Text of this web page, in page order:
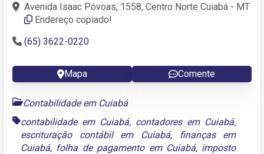
Avenida Isaac Póvoas, 1558, Centro Norte Cuiabá - MT
Endereço copiado!
(65) 3622-0220
Mapa Comente
Contabilidade em Cuiabá
contabilidade em Cuiabá, contadores em Cuiabá,
escrituração contábil em Cuiabá,
finanças em
Cuiabá, folha de pagamento em Cuiabá, imposto